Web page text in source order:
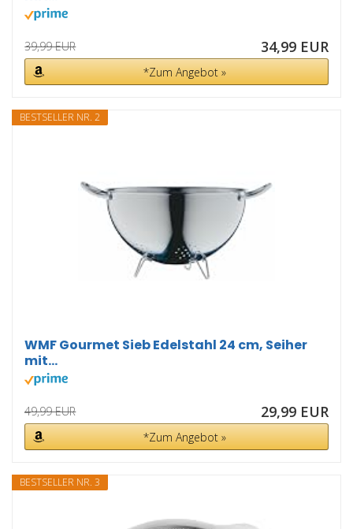
39,99 EUR 34,99 EUR
*Zum Angebot »
BESTSELLER NR. 2
WMF Gourmet Sieb Edelstahl 24 cm, Seiher
mit...
49,99 EUR 29,99 EUR
*Zum Angebot »
BESTSELLER NR. 3